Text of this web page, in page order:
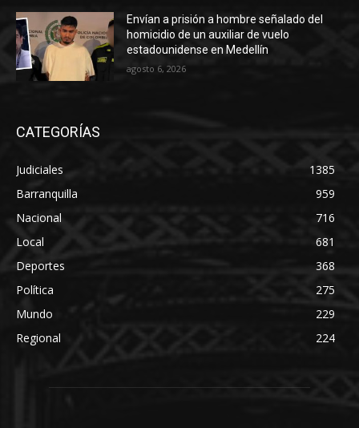
Envían a prisión a hombre señalado del
homicidio de un auxiliar de vuelo
estadounidense en Medellín
agosto 6, 2026
CATEGORÍAS
Judiciales
1385
Barranquilla
959
Nacional
716
Local
681
Deportes
368
Política
275
Mundo
229
Regional
224